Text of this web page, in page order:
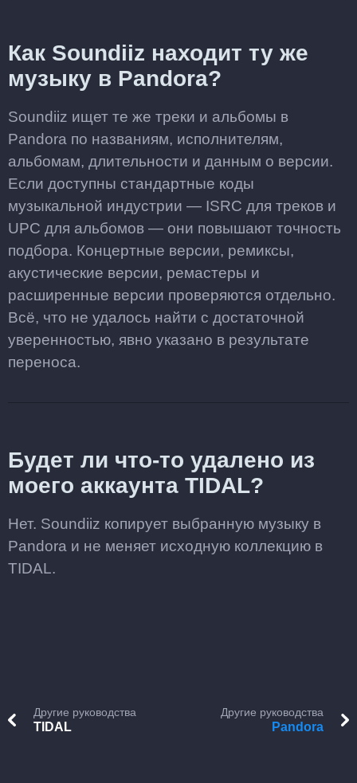
Как Soundiiz находит ту же
музыку в Pandora?
Soundiiz ищет те же треки и альбомы в
Pandora по названиям, исполнителям,
альбомам, длительности и данным о версии.
Если доступны стандартные коды
музыкальной индустрии — ISRC для треков и
UPC для альбомов — они повышают точность
подбора. Концертные версии, ремиксы,
акустические версии, ремастеры и
расширенные версии проверяются отдельно.
Всё, что не удалось найти с достаточной
уверенностью, явно указано в результате
переноса.
Будет ли что-то удалено из
моего аккаунта TIDAL?
Нет. Soundiiz копирует выбранную музыку в
Pandora и не меняет исходную коллекцию в
TIDAL.
Другие руководства
TIDAL
Другие руководства
Pandora